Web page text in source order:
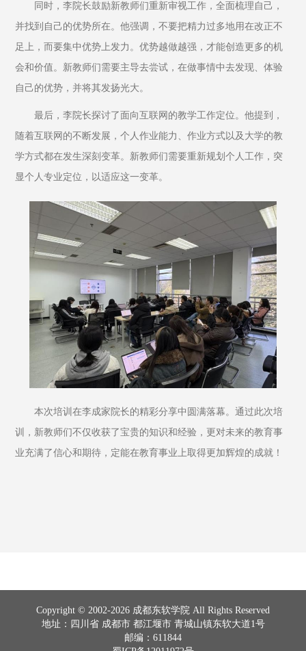
同时，李院长鼓励新教师们重新审视工作，全面梳理自己，
并找到自己的优势所在。他强调，不要把精力过多地用在改正不
足上，而要集中优势上发力。优势越做越强，才能创造更多的机
会和价值。新教师们需要主导去尝试，在做事情中去发现、体验
自己的优势，并将其发扬光大。
最后，李院长探讨了面向互联网的教学工作定位。他提到，
随着互联网的不断发展，个人作业能力、作业方式以及大学的教
学方式都在发生深刻变革。新教师们需要重新规划个人工作，突
显个人专业定位，以适应这一变革。
本次培训在李成家院长的精彩分享中圆满落幕。通过此次培
训，新教师们不仅收获了宝贵的知识和经验，更对未来的教育事
业充满了信心和期待，定能在教育事业上取得更加辉煌的成就！
Copyright © 2002-2026 成都东软学院 All Rights Reserved
地址：四川省 成都市 都江堰市 青城山镇东软大道1号
邮编：611844